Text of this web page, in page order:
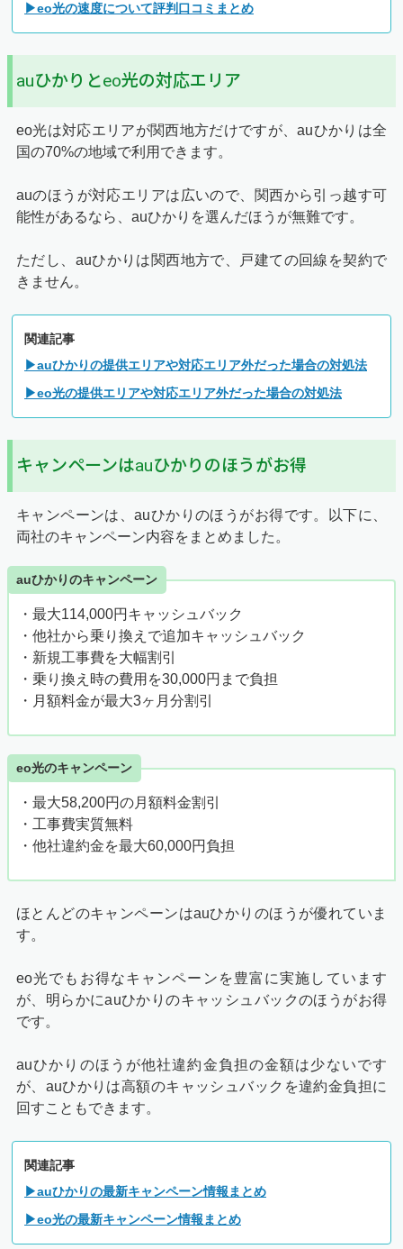
▶eo光の速度について評判口コミまとめ
auひかりとeo光の対応エリア
eo光は対応エリアが関西地方だけですが、auひかりは全
国の70%の地域で利用できます。
auのほうが対応エリアは広いので、関西から引っ越す可
能性があるなら、auひかりを選んだほうが無難です。
ただし、auひかりは関西地方で、戸建ての回線を契約で
きません。
関連記事
▶auひかりの提供エリアや対応エリア外だった場合の対処法
▶eo光の提供エリアや対応エリア外だった場合の対処法
キャンペーンはauひかりのほうがお得
キャンペーンは、auひかりのほうがお得です。以下に、
両社のキャンペーン内容をまとめました。
auひかりのキャンペーン
・ 最大114,000円 キャッシュバック
・他社から乗り換えで追加キャッシュバック
・新規工事費を大幅割引
・乗り換え時の費用を30,000円まで負担
・月額料金が最大3ヶ月分割引
eo光のキャンペーン
・最大58,200円の月額料金割引
・工事費実質無料
・他社違約金を最大60,000円負担
ほとんどのキャンペーンはauひかりのほうが優れていま
す。
eo光でもお得なキャンペーンを豊富に実施しています
が、明らかにauひかりのキャッシュバックのほうがお得
です。
auひかりのほうが他社違約金負担の金額は少ないです
が、auひかりは高額のキャッシュバックを違約金負担に
回すこともできます。
関連記事
▶auひかりの最新キャンペーン情報まとめ
▶eo光の最新キャンペーン情報まとめ